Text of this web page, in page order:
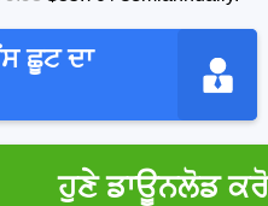
ਛੂਟ ਦਾ
ਹੁਣੇ ਡਾਊਨਲੋਡ ਕਰੋ